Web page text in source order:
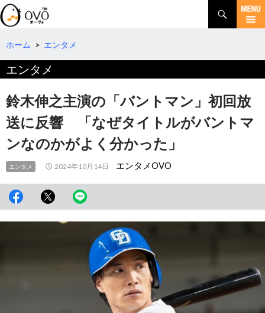
検
索
コ
テ
へ
動
ホーム > エンタメ
エンタメ
鈴木伸之主演の「バントマン」初回放
送に反響 「なぜタイトルがバントマ
ンなのかがよく分かった」
エンタメ 2024年10月14日 エンタメOVO